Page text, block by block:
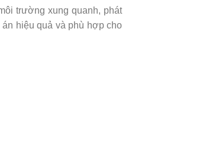
trường xung quanh, phát
hiệu quả và phù hợp cho